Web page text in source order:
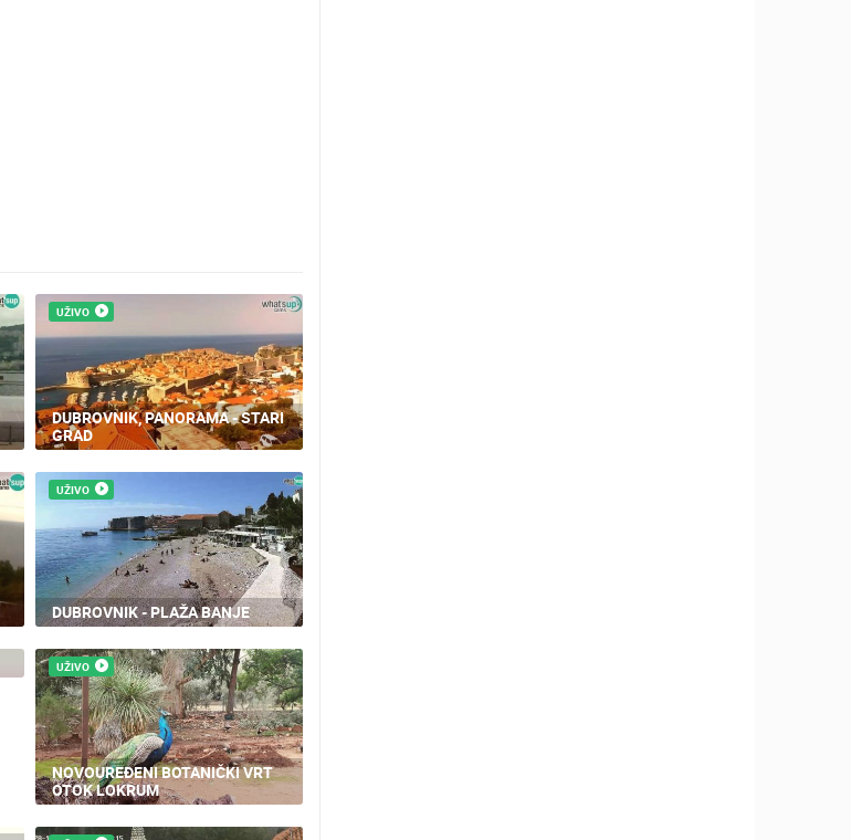
UŽIVO
DUBROVNIK, PANORAMA - STARI
GRAD
UŽIVO
DUBROVNIK - PLAŽA BANJE
UŽIVO
NOVOUREĐENI BOTANIČKI VRT
OTOK LOKRUM